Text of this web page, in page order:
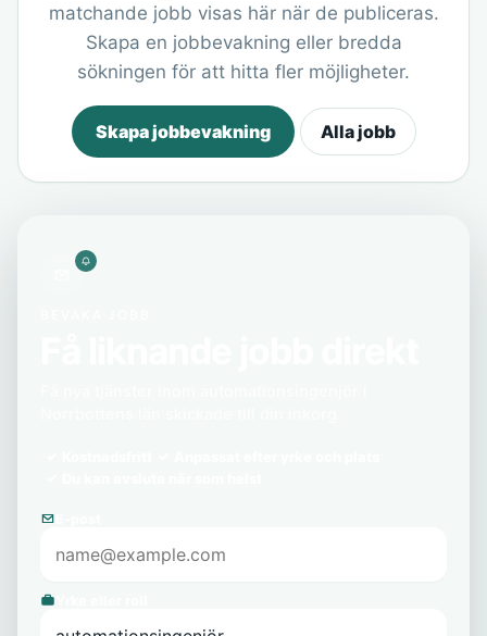
matchande jobb visas här när de publiceras.
Skapa en jobbevakning eller bredda
sökningen för att hitta fler möjligheter.
Skapa jobbevakning Alla jobb